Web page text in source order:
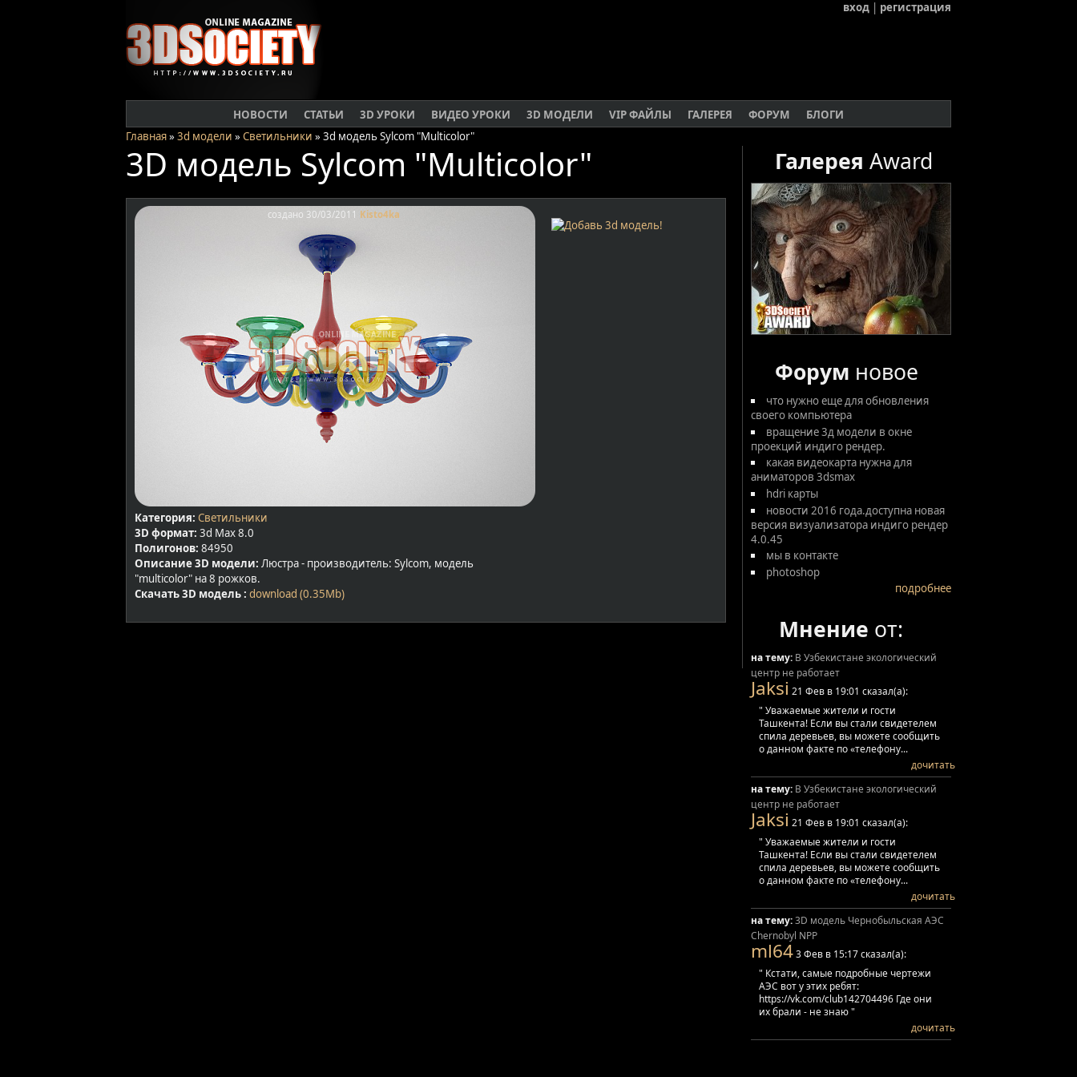
вход | регистрация
НОВОСТИ СТАТЬИ 3D УРОКИ ВИДЕО УРОКИ 3D МОДЕЛИ VIP ФАЙЛЫ ГАЛЕРЕЯ ФОРУМ БЛОГИ
Галерея Award
Форум новое
что нужно еще для обновления
своего компьютера
вращение 3д модели в окне
проекций индиго рендер.
какая видеокарта нужна для
аниматоров 3dsmax
hdri карты
новости 2016 года.доступна новая
версия визуализатора индиго рендер
4.0.45
мы в контакте
photoshop
подробнее
Мнение от:
на тему: В Узбекистане экологический
центр не работает
Jaksi 21 Фев в 19:01 сказал(а):
" Уважаемые жители и гости
Ташкента! Если вы стали свидетелем
спила деревьев, вы можете сообщить
о данном факте по «телефону...
дочитать
на тему: В Узбекистане экологический
центр не работает
Jaksi 21 Фев в 19:01 сказал(а):
" Уважаемые жители и гости
Ташкента! Если вы стали свидетелем
спила деревьев, вы можете сообщить
о данном факте по «телефону...
дочитать
на тему:3D модель Чернобыльская АЭС
Chernobyl NPP
ml643 Фев в 15:17 сказал(а):
" Кстати, самые подробные чертежи
АЭС вот у этих ребят:
https://vk.com/club142704496 Где они
их брали - не знаю "
дочитать
Главная» 3d модели » Светильники » 3d модель Sylcom "Multicolor"
3D модель Sylcom "Multicolor"
создано 30/03/2011 Kisto4ka
Категория: Светильники
3D формат: 3d Max 8.0
Полигонов: 84950
Описание 3D модели: Люстра - производитель: Sylcom, модель
"multicolor" на 8 рожков.
Скачать 3D модель : download (0.35Mb)